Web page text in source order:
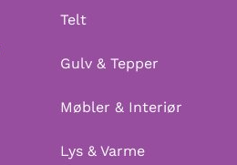
Telt
Gulv & Tepper
Møbler & Interiør
Lys & Varme